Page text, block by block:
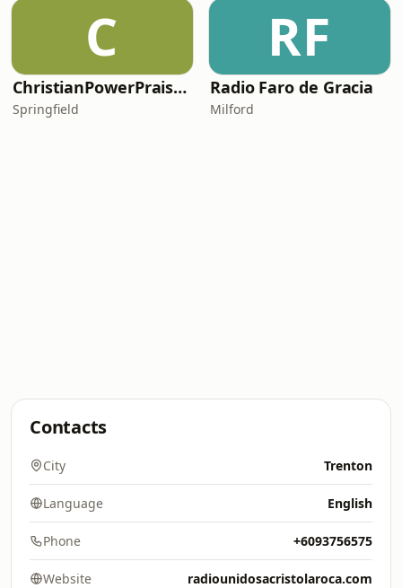
C
ChristianPowerPraise.Net
Springfield
RF
Radio Faro de Gracia
Milford
Contacts
City Trenton
Language English
Phone +6093756575
Website radiounidosacristolaroca.com